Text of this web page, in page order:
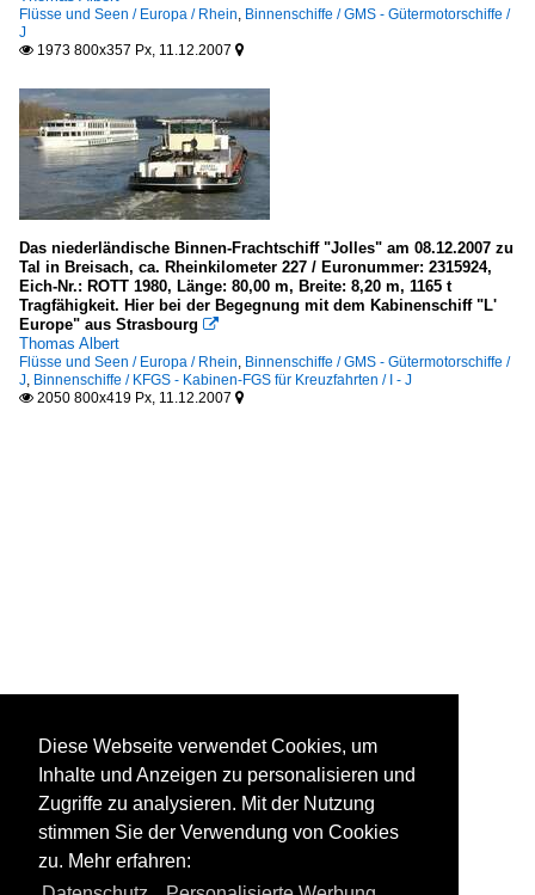
Flüsse und Seen / Europa / Rhein, Binnenschiffe / GMS - Gütermotorschiffe /
J
 1973 800x357 Px, 11.12.2007 
Das niederländische Binnen-Frachtschiff "Jolles" am 08.12.2007 zu
Tal in Breisach, ca. Rheinkilometer 227 / Euronummer: 2315924,
Eich-Nr.: ROTT 1980, Länge: 80,00 m, Breite: 8,20 m, 1165 t
Tragfähigkeit. Hier bei der Begegnung mit dem Kabinenschiff "L'
Europe" aus Strasbourg 
Thomas Albert
Flüsse und Seen / Europa / Rhein, Binnenschiffe / GMS - Gütermotorschiffe /
J, Binnenschiffe / KFGS - Kabinen-FGS für Kreuzfahrten / I - J
 2050 800x419 Px, 11.12.2007 
Diese Webseite verwendet Cookies, um
Inhalte und Anzeigen zu personalisieren und
Zugriffe zu analysieren. Mit der Nutzung
stimmen Sie der Verwendung von Cookies
zu. Mehr erfahren: